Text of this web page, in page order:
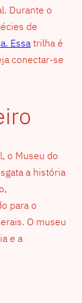
Durante o
de
Essa trilha é
conectar-se
o Museu do
a história
para o
O museu
e a